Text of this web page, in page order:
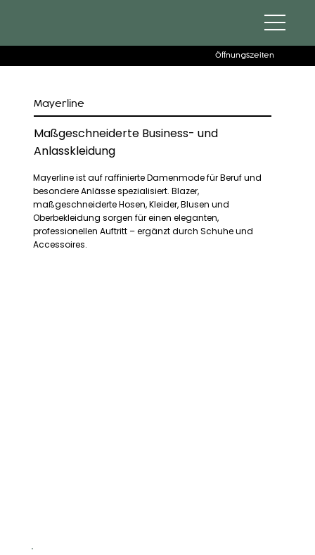
Öffnungszeiten
Mayerline
Maßgeschneiderte Business- und
Anlasskleidung
Mayerline ist auf raffinierte Damenmode für Beruf und
besondere Anlässe spezialisiert. Blazer,
maßgeschneiderte Hosen, Kleider, Blusen und
Oberbekleidung sorgen für einen eleganten,
professionellen Auftritt – ergänzt durch Schuhe und
Accessoires.